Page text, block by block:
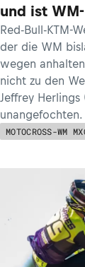
und ist
Red-Bull-KTM-
der die WM
wegen
nicht zu den
Jeffrey
unangefochten.
MOTOCROSS-WM